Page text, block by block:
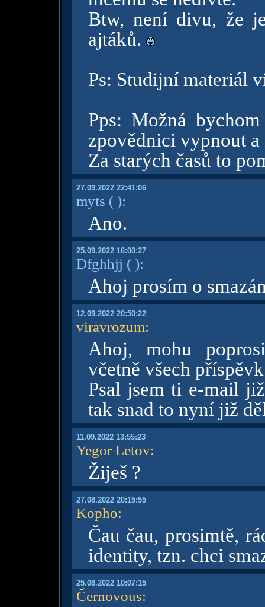
Btw, není divu, že
ajtáků.
Ps: Studijní materiál
Pps: Možná
zpovědnici vypnout a
Za starých časů to
27.09.2022 22:41:06
myts ( ):
Ano.
25.09.2022 16:00:27
Dfghhjj ( ):
Ahoj prosím o
12.09.2022 20:50:22
viravrozum:
Ahoj, mohu
včetně všech
Psal jsem ti e-mail
tak snad to nyní již
11.09.2022 13:55:23
Yegor Letov:
Žiješ ?
27.08.2022 20:15:55
Kopho:
Čau čau, prosimtě,
identity, tzn. chci
25.08.2022 10:07:15
Černovous: